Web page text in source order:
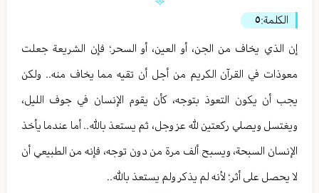
الكلمة:٥
إن الذي يخاف من الجن، أو العين، أو السحر؛ فإن الشريعة جعلت
معوذات في القرآن الكريم من أجل أن تقيه مما يخاف منه.. ولكن
يجب أن يكون التعوذ بتوجه، كأن يقوم الإنسان في جوف الليل،
ويغتسل ويصلي ركعتين لله عز وجل، ثم يستعذ بالله.. أما عندما يأخذ
الإنسان السبحة، ويسبح ألف مرة من دون توجه، فإنه من الطبيعي أن
لا يحصل على أثر؛ لأنه لم يذكر ولم يستعذ بالله..